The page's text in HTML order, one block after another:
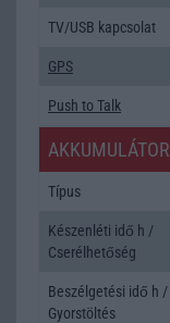
TV/USB kapcsolat
GPS
Push to Talk
AKKUMULÁTOR
Típus
Készenléti idő h /
Cserélhetőség
Beszélgetési idő h /
Gyorstöltés